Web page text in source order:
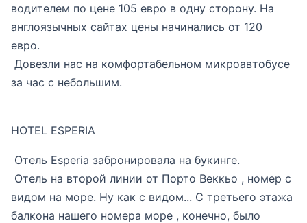
водителем по цене 105 евро в одну сторону. На
англоязычных сайтах цены начинались от 120
евро.
Довезли нас на комфортабельном микроавтобусе
за час с небольшим.
НОTEL ESPERIA
Отель Еsperia забронировала на букинге.
Отель на второй линии от Порто Веккьо , номер с
видом на море. Ну как с видом... С третьего этажа
балкона нашего номера море , конечно, было